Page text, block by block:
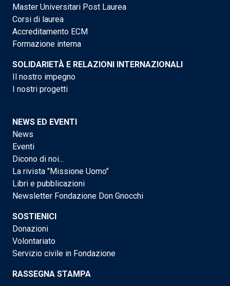
Master Universitari Post Laurea
Corsi di laurea
Accreditamento ECM
Formazione interna
SOLIDARIETÀ E RELAZIONI INTERNAZIONALI
Il nostro impegno
I nostri progetti
NEWS ED EVENTI
News
Eventi
Dicono di noi...
La rivista "Missione Uomo"
Libri e pubblicazioni
Newsletter Fondazione Don Gnocchi
SOSTIENICI
Donazioni
Volontariato
Servizio civile in Fondazione
RASSEGNA STAMPA